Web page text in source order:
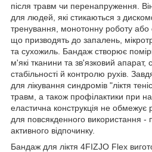
після травм чи перенапруження.
для людей, які стикаються з
тренування, монотонну роботу або
що призводять до запалень,
та сухожиль. Бандаж створює
м'які тканини та зв'язковий
стабільності й контролю рухів.
для лікування синдромів "ліктя
травм, а також профілактики при
еластична конструкція не обмежує
для повсякденного використання -
активного відпочинку.
Бандаж для ліктя 4FIZJO Flex